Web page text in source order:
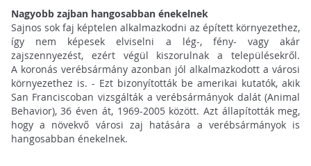
Nagyobb zajban hangosabban énekelnek
Sajnos sok faj képtelen alkalmazkodni az épített környezethez,
így nem képesek elviselni a lég-, fény- vagy akár
zajszennyezést, ezért végül kiszorulnak a településekről.
A koronás verébsármány azonban jól alkalmazkodott a városi
környezethez is. - Ezt bizonyították be amerikai kutatók, akik
San Franciscoban vizsgálták a verébsármányok dalát (Animal
Behavior), 36 éven át, 1969-2005 között. Azt állapították meg,
hogy a növekvő városi zaj hatására a verébsármányok is
hangosabban énekelnek.